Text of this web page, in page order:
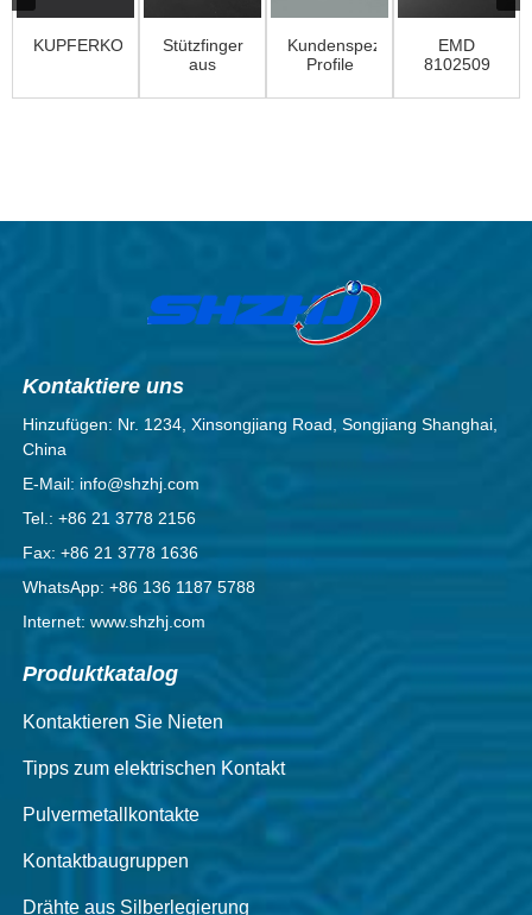
KUPFERKONTAKTStützfinger
aus
Kundenspezifische
Profile
EMD
8102509
Kontaktiere uns
Hinzufügen: Nr. 1234, Xinsongjiang Road, Songjiang Shanghai,
China
E-Mail: info@shzhj.com
Tel.: +86 21 3778 2156
Fax: +86 21 3778 1636
WhatsApp: +86 136 1187 5788
Internet: www.shzhj.com
Produktkatalog
Kontaktieren Sie Nieten
Tipps zum elektrischen Kontakt
Pulvermetallkontakte
Kontaktbaugruppen
Drähte aus Silberlegierung